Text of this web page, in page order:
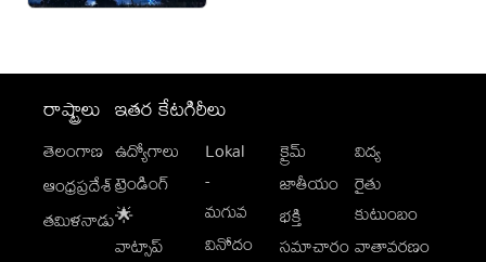
రాష్ట్రాలు
తెలంగాణ
ఆంధ్రప్రదేశ్
తమిళనాడు
ఇతర కేటగిరీలు
ఉద్యోగాలు
ట్రెండింగ్
🌟
వాట్సాప్
Lokal
-
మగువ
వినోదం
క్రైమ్
జాతీయం
భక్తి
సమాచారం
విద్య
రైతు
కుటుంబం
వాతావరణం